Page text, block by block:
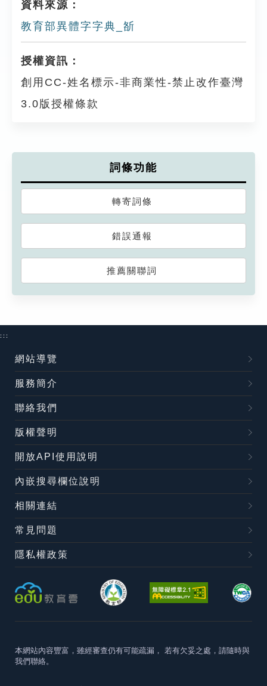
資料來源：
教育部異體字字典_㪾
授權資訊：
創用CC-姓名標示-非商業性-禁止改作臺灣
3.0版授權條款
詞條功能
轉寄詞條
錯誤通報
推薦關聯詞
:::
網站導覽
服務簡介
聯絡我們
版權聲明
開放API使用說明
內嵌搜尋欄位說明
相關連結
常見問題
隱私權政策
本網站內容豐富，雖經審查仍有可能疏漏， 若有欠妥之處，請隨時與
我們聯絡。